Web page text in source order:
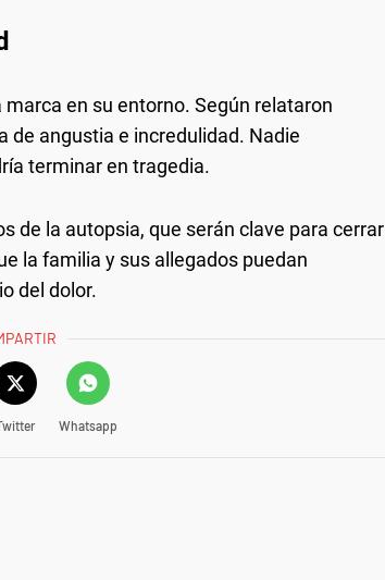
en su entorno. Según relataron
de angustia e incredulidad. Nadie
terminar en tragedia.
de la autopsia, que serán clave para cerrar
la familia y sus allegados puedan
del dolor.
Whatsapp